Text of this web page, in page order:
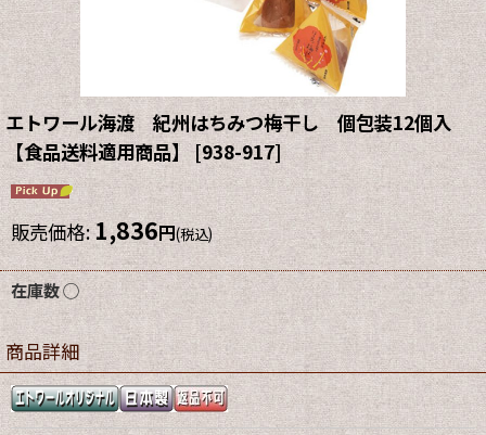
エトワール海渡 紀州はちみつ梅干し 個包装12個入
【食品送料適用商品】[938-917]
販売価格:1,836円(税込)
在庫数 ◯
商品詳細